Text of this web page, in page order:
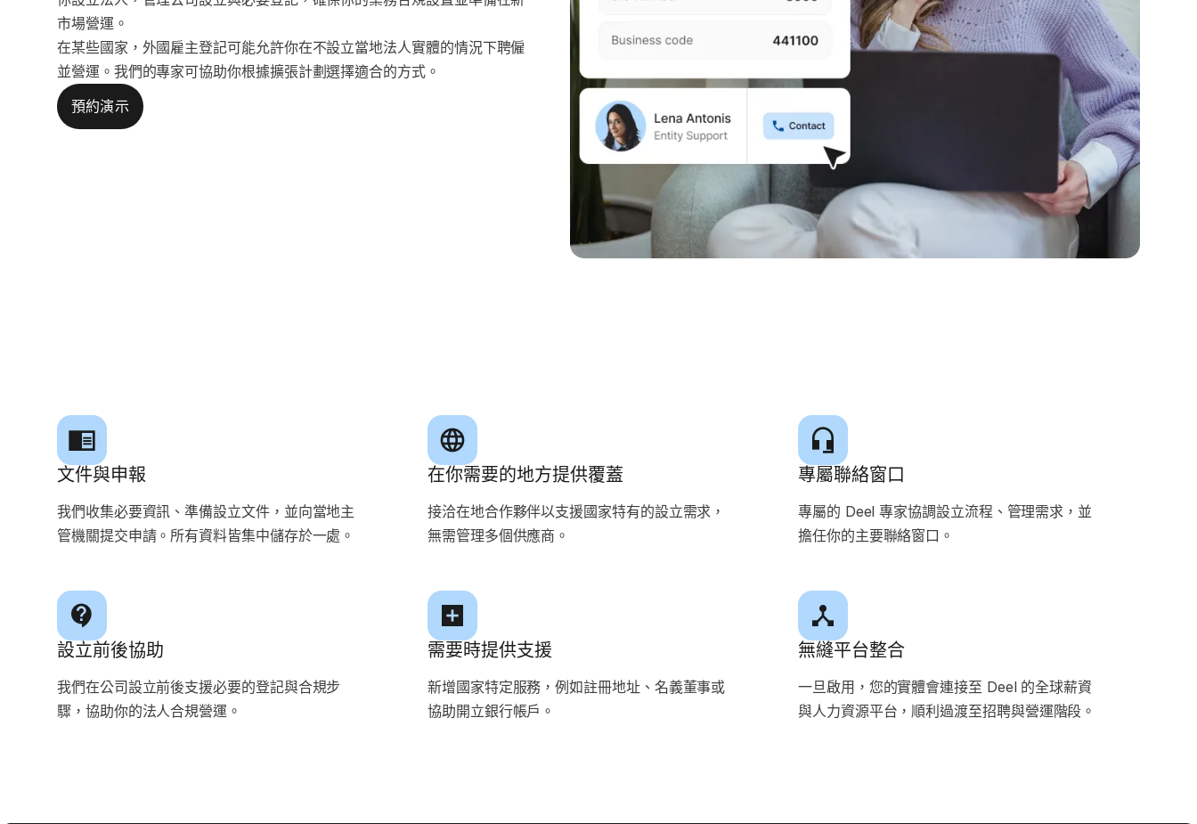
市場營運。
在某些國家，外國雇主登記可能允許你在不設立當地法人實體的情況下聘僱
並營運。我們的專家可協助你根據擴張計劃選擇適合的方式。
預約演示
文件與申報
我們收集必要資訊、準備設立文件，並向當地主
管機關提交申請。所有資料皆集中儲存於一處。
在你需要的地方提供覆蓋
接洽在地合作夥伴以支援國家特有的設立需求，
無需管理多個供應商。
專屬聯絡窗口
專屬的 Deel 專家協調設立流程、管理需求，並
擔任你的主要聯絡窗口。
設立前後協助
我們在公司設立前後支援必要的登記與合規步
驟，協助你的法人合規營運。
需要時提供支援
新增國家特定服務，例如註冊地址、名義董事或
協助開立銀行帳戶。
無縫平台整合
一旦啟用，您的實體會連接至 Deel 的全球薪資
與人力資源平台，順利過渡至招聘與營運階段。